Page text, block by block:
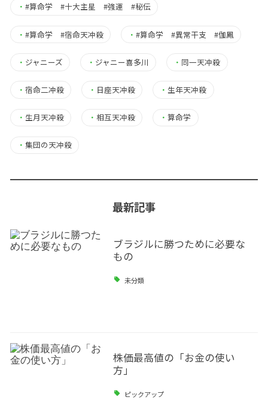
・ #算命学 #十大主星 #強運 #秘伝
・ #算命学 #宿命天冲殺 ・#算命学 #異常干支 #伽鳳
・ ジャニーズ ・ ジャニー喜多川 ・ 同一天冲殺
・ 宿命二冲殺 ・ 日座天冲殺 ・ 生年天冲殺
・ 生月天冲殺 ・相互天冲殺 ・算命学
・ 集団の天冲殺
最新記事
ブラジルに勝つために必要な
もの
未分類
株価最高値の「お金の使い
方」
ピックアップ